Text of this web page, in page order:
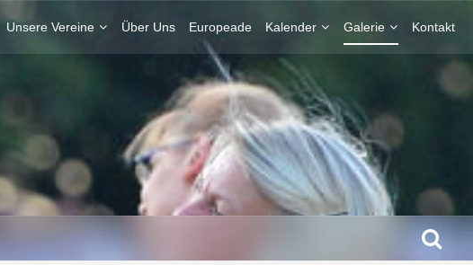
Unsere Vereine Über Uns Europeade Kalender Galerie Kontakt